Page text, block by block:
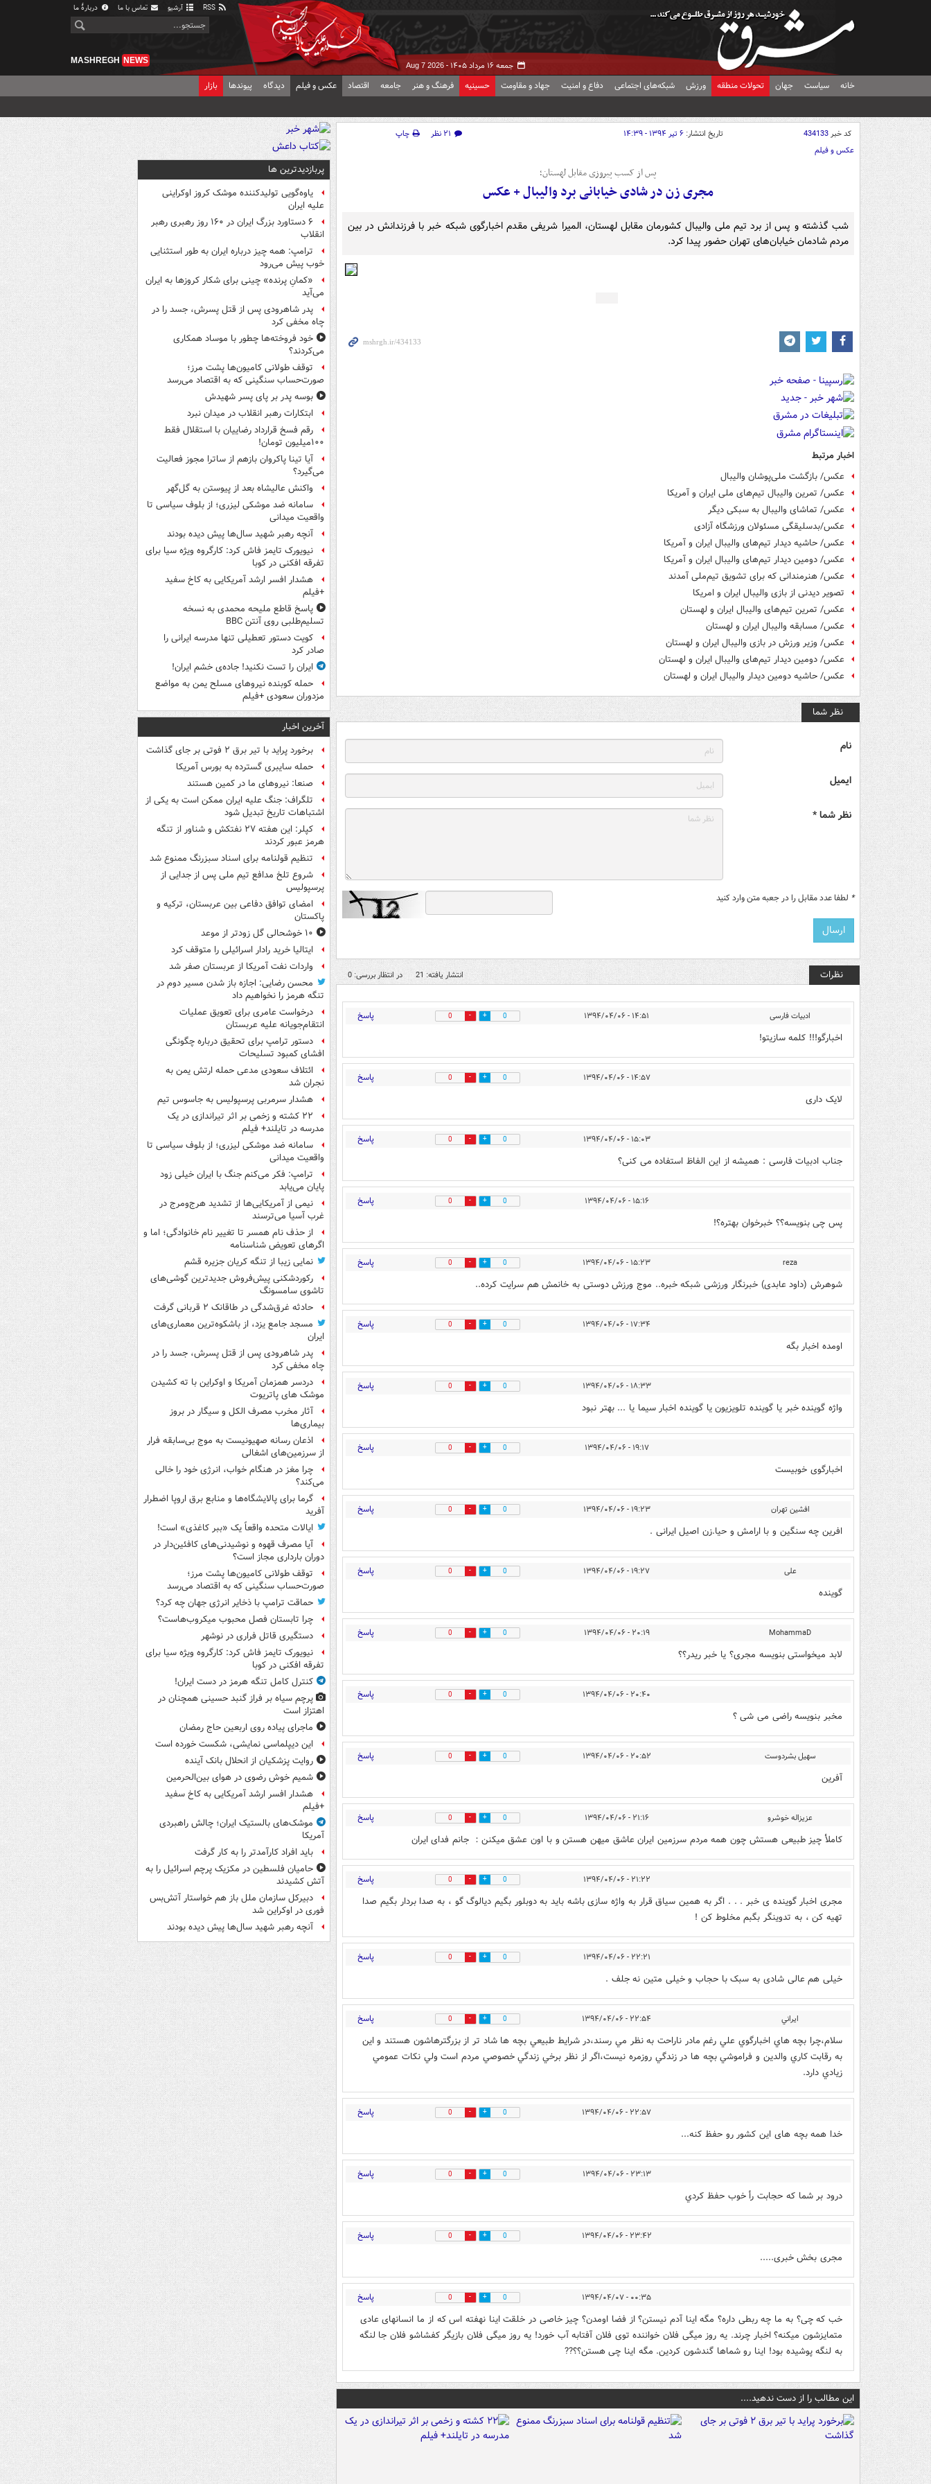
آرشیو تماس با ما دربارهٔ ما
جمعه ۱۶ مرداد ۱۴۰۵ - Aug 7 2026
MASHREGH NEWS
خانه سیاست جهان تحولات منطقه ورزش شبکه‌های اجتماعی دفاع و امنیت جهاد و مقاومت حسینیه فرهنگ و هنر جامعه اقتصاد عکس و فیلم دیدگاه پیوندها بازار
کد خبر434133 تاریخ انتشار: ۶ تیر ۱۳۹۴ - ۱۴:۳۹ ۲۱ نظر
چاپ
عکس و فیلم
پس از کسب پیروزی مقابل لهستان؛
مجری زن در شادی خیابانی برد والیبال + عکس
شب گذشته و پس از برد تیم ملی والیبال کشورمان مقابل لهستان، المیرا شریفی مقدم اخبارگوی شبکه خبر با فرزندانش در بین
مردم شادمان خیابان‌های تهران حضور پیدا کرد.
اخبار مرتبط
عکس/ بازگشت ملی‌پوشان والیبال
عکس/ تمرین والیبال تیم‌های ملی ایران و آمریکا
عکس/ تماشای والیبال به سبکی دیگر
عکس/بدسلیقگی مسئولان ورزشگاه آزادی
عکس/ حاشیه دیدار تیم‌های والیبال ایران و آمریکا
عکس/ دومین دیدار تیم‌های والیبال ایران و آمریکا
عکس/ هنرمندانی که برای تشویق تیم‌ملی آمدند
تصویر دیدنی از بازی والیبال ایران و امریکا
عكس/ تمرین تیم‌های والیبال ایران و لهستان
عکس/ مسابقه والیبال ایران و لهستان
عکس/ وزیر ورزش در بازی والیبال ایران و لهستان
عکس/ دومین دیدار تیم‌های والیبال ایران و لهستان
عکس/ حاشیه دومین دیدار والیبال ایران و لهستان
نظر شما
نام
ایمیل
نظر شما *
* لطفا عدد مقابل را در جعبه متن وارد کنید
نظرات انتشار یافته: 21 در انتظار بررسی: 0
ادبیات فارسی ۱۴:۵۱ - ۱۳۹۴/۰۴/۰۶ 0
0 پاسخ
اخبارگو!!! کلمه سازیتو!
۱۴:۵۷ - ۱۳۹۴/۰۴/۰۶ 0
0 پاسخ
لایک داری
۱۵:۰۳ - ۱۳۹۴/۰۴/۰۶ 0
0 پاسخ
جناب ادبیات فارسی : همیشه از این الفاظ استفاده می کنی؟
۱۵:۱۶ - ۱۳۹۴/۰۴/۰۶ 0
0 پاسخ
پس چی بنویسه؟؟ خبرخوان بهتره؟!
reza ۱۵:۲۳ - ۱۳۹۴/۰۴/۰۶ 0
0 پاسخ
شوهرش (داود عابدی) خبرنگار ورزشی شبکه خبره.. موج ورزش دوستی به خانمش هم سرایت کرده..
۱۷:۳۴ - ۱۳۹۴/۰۴/۰۶ 0
0 پاسخ
اومده اخبار بگه
۱۸:۳۳ - ۱۳۹۴/۰۴/۰۶ 0
0 پاسخ
واژه گوینده خبر یا گوینده تلویزیون یا گوینده اخبار سیما یا ... بهتر نبود
۱۹:۱۷ - ۱۳۹۴/۰۴/۰۶ 0
0 پاسخ
اخبارگوی خوبیست
افشین تهران ۱۹:۲۳ - ۱۳۹۴/۰۴/۰۶ 0
0 پاسخ
افرین چه سنگین و با ارامش و حیا.زن اصیل ایرانی .
علی ۱۹:۲۷ - ۱۳۹۴/۰۴/۰۶ 0
0 پاسخ
گوینده
MohammaD ۲۰:۱۹ - ۱۳۹۴/۰۴/۰۶ 0
0 پاسخ
لابد میخواستی بنویسه مجری؟ یا خبر ریدر؟؟
۲۰:۴۰ - ۱۳۹۴/۰۴/۰۶ 0
0 پاسخ
مخبر بنویسه راضی می شی ؟
سهیل بشردوست ۲۰:۵۲ - ۱۳۹۴/۰۴/۰۶ 0
0 پاسخ
آفرین
عزیزاله خوشرو ۲۱:۱۶ - ۱۳۹۴/۰۴/۰۶ 0
0 پاسخ
کاملأ چیز طبیعی هستش چون همه مردم سرزمین ایران عاشق میهن هستن و با اون عشق میکنن： جانم فدای ایران
۲۱:۲۲ - ۱۳۹۴/۰۴/۰۶ 0
0 پاسخ
مجری اخبار گوینده ی خبر . . . اگر به همین سیاق قرار به واژه سازی باشه باید به دوبلور بگیم دیالوگ گو ، به صدا بردار بگیم صدا
تهیه کن ، به تدوینگر بگبم مخلوط کن !
۲۲:۲۱ - ۱۳۹۴/۰۴/۰۶ 0
0 پاسخ
خیلی هم عالی شادی به سبک با حجاب و خیلی متین نه جلف .
ايراني ۲۲:۵۴ - ۱۳۹۴/۰۴/۰۶ 0
0 پاسخ
سلام،چرا بچه هاي اخبارگوي علي رغم مادر ناراحت به نظر مي رسند،در شرايط طبيعي بچه ها شاد تر از بزرگترهاشون هستند و اين
به رقابت کاري والدين و فراموشي بچه ها در زندگي روزمره نيست،اگر از نظر برخي زندگي خصوصي مردم است ولي نکات عمومي
زيادي دارد.
۲۲:۵۷ - ۱۳۹۴/۰۴/۰۶ 0
0 پاسخ
خدا همه بچه های این کشور رو حفظ کنه...
۲۳:۱۳ - ۱۳۹۴/۰۴/۰۶ 0
0 پاسخ
درود بر شما كه حجابت رأ خوب حفظ كردي
۲۳:۴۲ - ۱۳۹۴/۰۴/۰۶ 0
0 پاسخ
مجری بخش خبری.....
۰۰:۳۵ - ۱۳۹۴/۰۴/۰۷ 0
0 پاسخ
خب که چی؟ به ما چه ربطی داره؟ مگه اینا آدم نیستن؟ از فضا اومدن؟ چیز خاصی در خلقت اینا نهفته اس که از ما انسانهای عادی
متمایزشون میکنه؟ اخبار چرند. یه روز میگی فلان خواننده توی فلان آفتابه آب خورد! یه روز میگی فلان بازیگر کفشاشو فلان جا لنگه
به لنگه پوشیده بود! اینا رو شماها گندشون کردین. مگه اینا چی هستن؟؟??
این مطالب را از دست ندهید....
پربازدیدترین ها
یاوه‌گویی تولیدکننده موشک کروز اوکراینی
علیه ایران
۶ دستاورد بزرگ ایران در ۱۶۰ روز رهبری رهبر
انقلاب
ترامپ: همه چیز درباره ایران به طور استثنایی
خوب پیش می‌رود
«کمانِ پرنده» چینی برای شکار کروزها به ایران
می‌آید
پدر شاهرودی پس از قتل پسرش، جسد را در
چاه مخفی کرد
خود فروخته‌ها چطور با موساد همکاری
می‌کردند؟
توقف طولانی کامیون‌ها پشت مرز؛
صورت‌حساب سنگینی که به اقتصاد می‌رسد
بوسه‌ پدر بر پای پسر شهیدش
ابتکارات رهبر انقلاب در میدان نبرد
رقم فسخ قرارداد رضاییان با استقلال فقط
۱۰۰میلیون تومان!
آیا تینا پاکروان بازهم از ساترا مجوز فعالیت
می‌گیرد؟
واکنش عالیشاه بعد از پیوستن به گل‌گهر
سامانه ضد موشکی لیزری؛ از بلوف سیاسی تا
واقعیت میدانی
آنچه رهبر شهید سال‌ها پیش دیده بودند
نیویورک تایمز فاش کرد: کارگروه ویژه سیا برای
تفرقه افکنی در کوبا
هشدار افسر ارشد آمریکایی به کاخ سفید
+فیلم
پاسخ قاطع ملیحه محمدی به نسخه
تسلیم‌طلبی روی آنتن BBC
کویت دستور تعطیلی تنها مدرسه ایرانی را
صادر کرد
ایران را تست نکنید! جاده‌ی خشم ایران!
حمله کوبنده نیروهای مسلح یمن به مواضع
مزدوران سعودی +فیلم
آخرین اخبار
برخورد پراید با تیر برق ۲ فوتی بر جای گذاشت
حمله سایبری گسترده به بورس آمریکا
صنعا: نیروهای ما در کمین‌ هستند
تلگراف: جنگ علیه ایران ممکن است به یکی از
اشتباهات تاریخ تبدیل شود
کپلر: این هفته ۲۷ نفتکش و شناور از تنگه
هرمز عبور کردند
تنظیم قولنامه برای اسناد سبزرنگ ممنوع شد
شروع تلخ مدافع تیم ملی پس از جدایی از
پرسپولیس
امضای توافق دفاعی بین عربستان، ترکیه و
پاکستان
۱۰ خوشحالی گل زودتر از موعد
ایتالیا خرید رادار اسرائیلی را متوقف کرد
واردات نفت آمریکا از عربستان صفر شد
محسن رضایی: اجازه باز شدن مسیر دوم در
تنگه هرمز را نخواهیم داد
درخواست عامری برای تعویق عملیات
انتقام‌جویانه علیه عربستان
دستور ترامپ برای تحقیق درباره چگونگی
افشای کمبود تسلیحات
ائتلاف سعودی مدعی حمله ارتش یمن به
نجران شد
هشدار سرمربی پرسپولیس به جاسوس تیم
۲۲ کشته و زخمی بر اثر تیراندازی در یک
مدرسه در تایلند+ فیلم
سامانه ضد موشکی لیزری؛ از بلوف سیاسی تا
واقعیت میدانی
ترامپ: فکر می‌کنم جنگ با ایران خیلی زود
پایان می‌یابد
نیمی از آمریکایی‌ها از تشدید هرج‌ومرج در
غرب آسیا می‌ترسند
از حذف نام همسر تا تغییر نام خانوادگی؛ اما و
اگرهای تعویض شناسنامه
نمایی زیبا از تنگه کریان جزیره قشم
رکوردشکنی پیش‌فروش جدیدترین گوشی‌های
تاشوی سامسونگ
حادثه غرق‌شدگی در طاقانک ۲ قربانی گرفت
مسجد جامع یزد، از باشکوه‌ترین معماری‌های
ایران
پدر شاهرودی پس از قتل پسرش، جسد را در
چاه مخفی کرد
دردسر همزمان آمریکا و اوکراین با ته کشیدن
موشک های پاتریوت
آثار مخرب مصرف الکل و سیگار در بروز
بیماری‌ها
اذعان رسانه صهیونیست به موج بی‌سابقه فرار
از سرزمین‌های اشغالی
چرا مغز در هنگام خواب، انرژی خود را خالی
می‌کند؟
گرما برای پالایشگاه‌ها و منابع برق اروپا اضطرار
آفرید
ایالات متحده واقعاً یک «ببر کاغذی» است!
آیا مصرف قهوه و نوشیدنی‌های کافئین‌دار در
دوران بارداری مجاز است؟
توقف طولانی کامیون‌ها پشت مرز؛
صورت‌حساب سنگینی که به اقتصاد می‌رسد
حماقت ترامپ با ذخایر انرژی جهان چه کرد؟
چرا تابستان فصل محبوب میکروب‌هاست؟
دستگیری قاتل فراری در نوشهر
نیویورک تایمز فاش کرد: کارگروه ویژه سیا برای
تفرقه افکنی در کوبا
کنترل کامل تنگه هرمز در دست ایران!
پرچم سیاه بر فراز گنبد حسینی همچنان در
اهتزاز است
ماجرای پیاده روی اربعین حاج رمضان
این دیپلماسی نمایشی، شکست خورده است
روایت پزشکیان از انحلال بانک آینده
شمیم خوش رضوی در هوای بین‌الحرمین
هشدار افسر ارشد آمریکایی به کاخ سفید
+فیلم
موشک‌های بالستیک ایران؛ چالش راهبردی
آمریکا
باید افراد کارآمدتر را به کار گرفت
حامیان فلسطین در مکزیک پرچم اسرائیل را به
آتش کشیدند
دبیرکل سازمان ملل باز هم خواستار آتش‌بس
فوری در اوکراین شد
آنچه رهبر شهید سال‌ها پیش دیده بودند